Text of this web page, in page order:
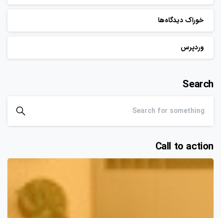
خوراک دیدگاه‌ها
وردپرس
Search
Call to action